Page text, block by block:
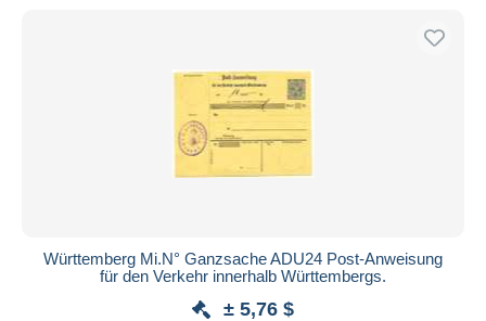
Württemberg Mi.N° Ganzsache ADU24 Post-Anweisung
für den Verkehr innerhalb Württembergs.
± 5,76 $